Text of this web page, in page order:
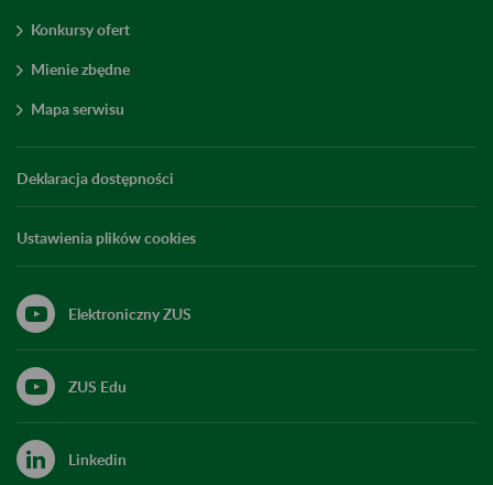
Konkursy ofert
Mienie zbędne
Mapa serwisu
Deklaracja dostępności
Ustawienia plików cookies
Elektroniczny ZUS
ZUS Edu
Linkedin